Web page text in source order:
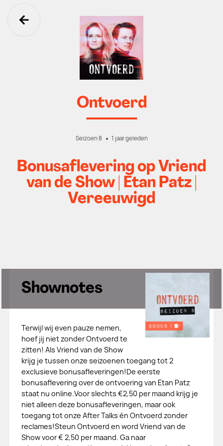
Ga terug
Ontvoerd
Seizoen 8 1 jaar geleden
Bonusaflevering op Vriend
van de Show | Etan Patz |
Vereeuwigd
Shownotes
Terwijl wij even pauze nemen,
hoef jij niet zonder Ontvoerd te
zitten! Als Vriend van de Show
krijg je tussen onze seizoenen toegang tot 2
exclusieve bonusafleveringen!De eerste
bonusaflevering over de ontvoering van Etan Patz
staat nu online.Voor slechts €2,50 per maand krijg je
niet alleen deze bonusafleveringen, maar ook
toegang tot onze After Talks én Ontvoerd zonder
reclames!Steun Ontvoerd en word Vriend van de
Show voor € 2,50 per maand. Ga naar